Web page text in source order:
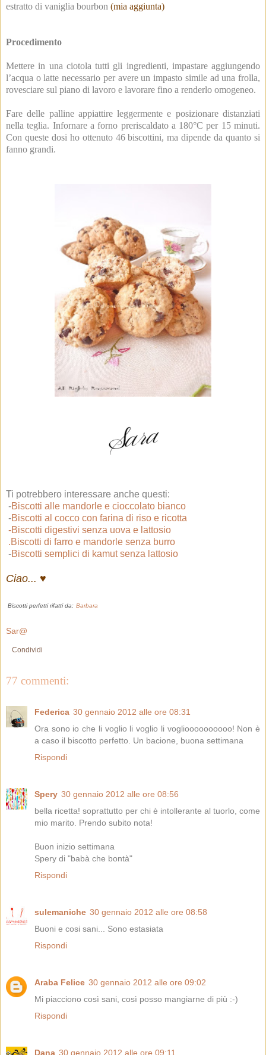
estratto di vaniglia bourbon (mia aggiunta)
Procedimento
Mettere in una ciotola tutti gli ingredienti, impastare aggiungendo
l’acqua o latte necessario per avere un impasto simile ad una frolla,
rovesciare sul piano di lavoro e lavorare fino a renderlo omogeneo.
Fare delle palline appiattire leggermente e posizionare distanziati
nella teglia. Infornare a forno preriscaldato a 180°C per 15 minuti.
Con queste dosi ho ottenuto 46 biscottini, ma dipende da quanto si
fanno grandi.
Ti potrebbero interessare anche questi:
-Biscotti alle mandorle e cioccolato bianco
-Biscotti al cocco con farina di riso e ricotta
-Biscotti digestivi senza uova e lattosio
.Biscotti di farro e mandorle senza burro
-Biscotti semplici di kamut senza lattosio
Ciao... ♥
Biscotti perfetti rifatti da: Barbara
Sar@
Condividi
77 commenti:
Federica 30 gennaio 2012 alle ore 08:31
Ora sono io che li voglio li voglio li voglioooooooooo! Non è
a caso il biscotto perfetto. Un bacione, buona settimana
Rispondi
Spery 30 gennaio 2012 alle ore 08:56
bella ricetta! soprattutto per chi è intollerante al tuorlo, come
mio marito. Prendo subito nota!
Buon inizio settimana
Spery di "babà che bontà"
Rispondi
sulemaniche 30 gennaio 2012 alle ore 08:58
Buoni e cosi sani... Sono estasiata
Rispondi
Araba Felice 30 gennaio 2012 alle ore 09:02
Mi piacciono così sani, così posso mangiarne di più :-)
Rispondi
Dana 30 gennaio 2012 alle ore 09:11